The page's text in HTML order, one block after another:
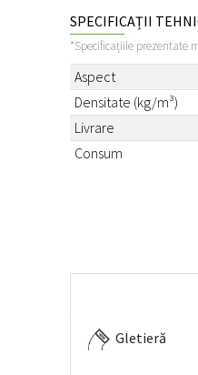
SPECIFICAȚII
*Specificațiile prezentate
Aspect
Densitate (kg/m³)
Livrare
Consum
Gletieră